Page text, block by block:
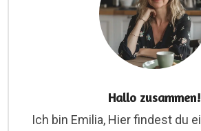
Hallo zusammen!
Ich bin Emilia, Hier findest du